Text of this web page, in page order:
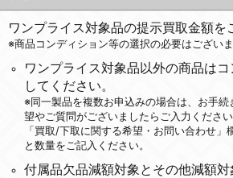
ワンプライス対象品の提示買取金額を
※商品コンディション等の選択の必要はございま
ワンプライス対象品以外の商品は
してください。
※同一製品を複数お申込みの場合は、お手
望やご質問がございましたらご入力くださ
「買取/下取に関する希望・お問い合わせ」
と数量をご記入ください。
付属品欠品減額対象とその他減額